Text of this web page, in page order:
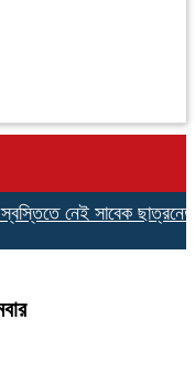
নেই সাবেক ছাত্রনেতা